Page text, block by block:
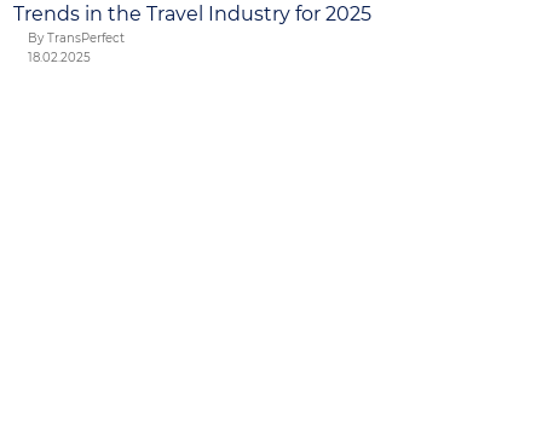
Trends in the Travel Industry for 2025
By TransPerfect
18.02.2025